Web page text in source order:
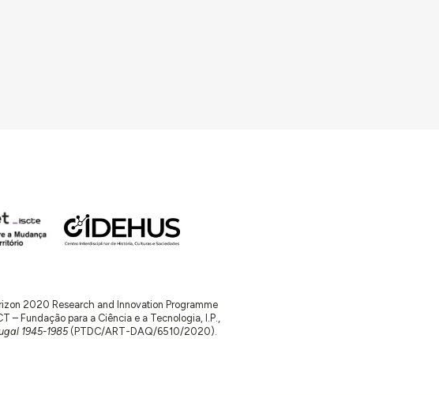
2020 Research and Innovation Programme
– Fundação para a Ciência e a Tecnologia, I.P.,
1945-1985(PTDC/ART-DAQ/6510/2020).